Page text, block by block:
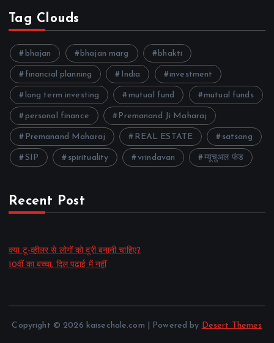
Tag Clouds
bhajan bhajan marg bhakti
financial planning India investment
long term investing mutual fund mutual funds
personal finance Premanand Ji Maharaj
Premanand Maharaj REAL ESTATE satsang
SIP spirituality vrindavan म्यूचुअल फंड
Recent Post
क्या टू-व्हीलर से लोगों को दूरी बनानी चाहिए?
10वीं का बच्चा, दिल पढ़ाई में नहीं
Copyright © 2026 kaisechale.com | Powered by Desert Themes